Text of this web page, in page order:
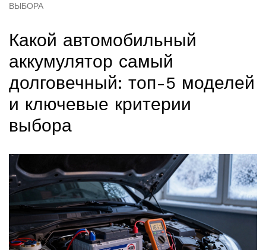
ВЫБОРА
Какой автомобильный
аккумулятор самый
долговечный: топ-5 моделей
и ключевые критерии
выбора